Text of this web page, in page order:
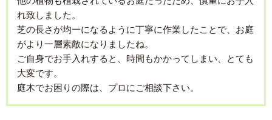
れ致しました。
芝の長さが均一になるように丁寧に作業したことで、お庭
がより一層素敵になりましたね。
ご自身でお手入れすると、時間もかかってしまい、とても
大変です。
庭木でお困りの際は、プロにご相談下さい。